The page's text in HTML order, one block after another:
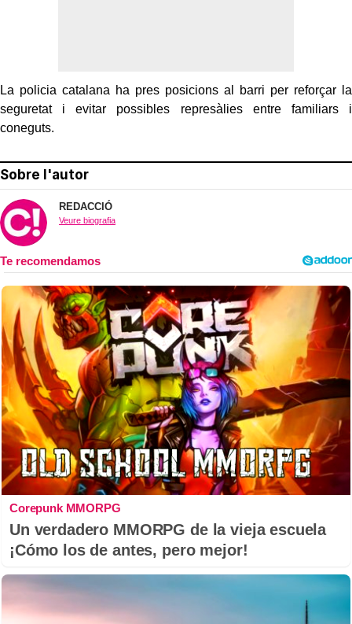
La policia catalana ha pres posicions al barri per reforçar la
seguretat i evitar possibles represàlies entre familiars i
coneguts.
Sobre l'autor
REDACCIÓ
Veure biografia
Corepunk MMORPG
Un verdadero MMORPG de la vieja escuela
¡Cómo los de antes, pero mejor!